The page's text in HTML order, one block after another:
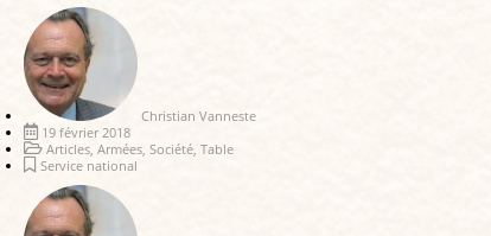
Christian Vanneste
19 février 2018
Articles Armées Société Table
Service national